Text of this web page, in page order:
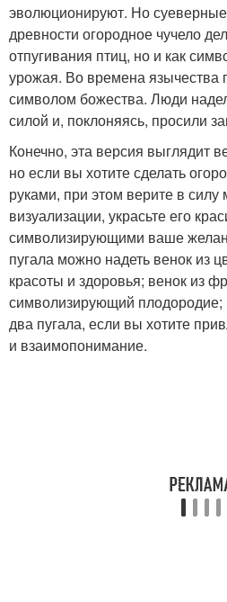
эволюционируют. Но
древности огородное чучело
отпугивания птиц, но и как
урожая. Во времена язычества
символом божества. Люди
силой и, поклоняясь, просили
Конечно, эта версия выглядит
но если вы хотите сделать
руками, при этом верите в
визуализации, украсьте его
символизирующими ваше
пугала можно надеть венок из
красоты и здоровья; венок из
символизирующий плодородие;
два пугала, если вы хотите
и взаимопонимание.